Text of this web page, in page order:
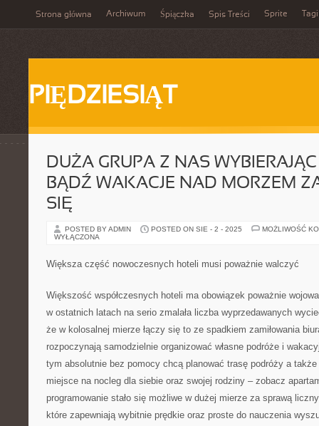
Strona główna Archiwum Śpiączka Spis Treści Sprite Tagi
PIĘDZIESIĄT
DUŻA GRUPA Z NAS
BĄDŹ WAKACJE NAD MORZEM
SIĘ
POSTED BY ADMIN POSTED ON SIE - 2 - 2025
MOŻLIWOŚĆ
WYŁĄCZONA
Większa część nowoczesnych hoteli musi poważnie walczyć
Większość współczesnych hoteli ma obowiązek poważnie
w ostatnich latach na serio zmalała liczba wyprzedawanych
że w kolosalnej mierze łączy się to ze spadkiem zamiłowania
rozpoczynają samodzielnie organizować własne podróże i
tym absolutnie bez pomocy chcą planować trasę podróży a
miejsce na nocleg dla siebie oraz swojej rodziny – zobacz
programowanie stało się możliwe w dużej mierze za sprawą
które zapewniają wybitnie prędkie oraz proste do nauczenia